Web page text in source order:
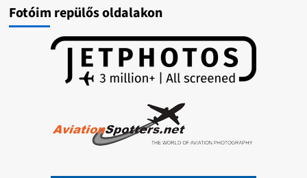
Fotóim repülős oldalakon